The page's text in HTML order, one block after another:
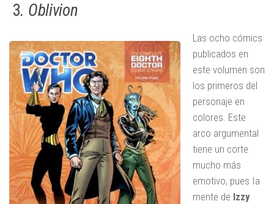
3. Oblivion
Las ocho cómics
publicados en
este volumen son
los primeros del
personaje en
colores. Este
arco argumental
tiene un corte
mucho más
emotivo, pues Ia
mente de Izzy